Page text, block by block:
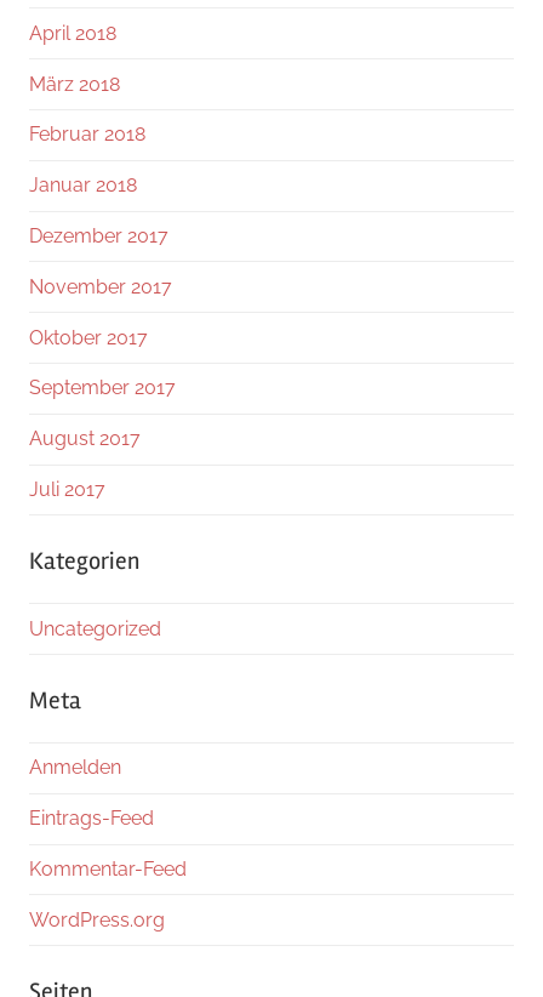
April 2018
März 2018
Februar 2018
Januar 2018
Dezember 2017
November 2017
Oktober 2017
September 2017
August 2017
Juli 2017
Kategorien
Uncategorized
Meta
Anmelden
Eintrags-Feed
Kommentar-Feed
WordPress.org